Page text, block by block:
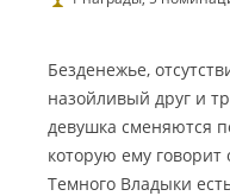
ч
ш
и
й
м
d
Безденежье,
назойливый друг и
девушка сменяются
которую ему
Темного Владыки